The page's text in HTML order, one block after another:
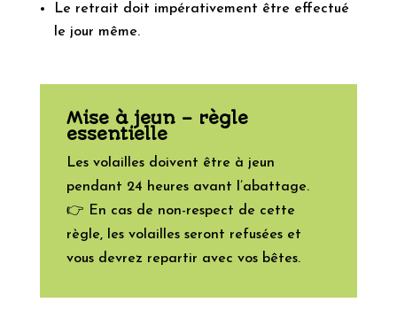
Le retrait doit impérativement être effectué
le jour même.
Mise à jeun – règle
essentielle
Les volailles doivent être à jeun
pendant 24 heures avant l’abattage.
👉 En cas de non-respect de cette
règle, les volailles seront refusées et
vous devrez repartir avec vos bêtes.